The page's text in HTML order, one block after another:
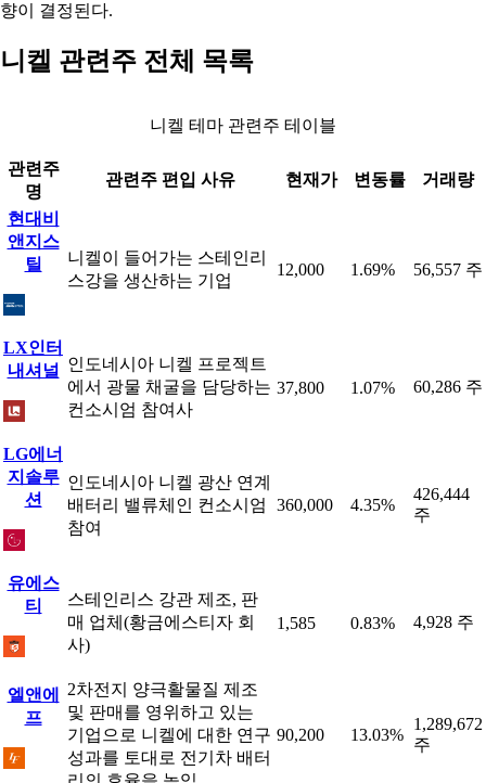
향이 결정된다.
니켈 관련주 전체 목록
니켈 테마 관련주 테이블
관련주
명
관련주 편입 사유 현재가 변동률 거래량
현대비
앤지스
틸
니켈이 들어가는 스테인리
스강을 생산하는 기업
12,000 1.69% 56,557 주
LX인터
내셔널
인도네시아 니켈 프로젝트
에서 광물 채굴을 담당하는
컨소시엄 참여사
37,800 1.07% 60,286 주
LG에너
지솔루
션
인도네시아 니켈 광산 연계
배터리 밸류체인 컨소시엄
참여
360,000 4.35%
426,444
주
유에스
티
스테인리스 강관 제조, 판
매 업체(황금에스티자 회
사)
1,585 0.83% 4,928 주
엘앤에
프
2차전지 양극활물질 제조
및 판매를 영위하고 있는
기업으로 니켈에 대한 연구
성과를 토대로 전기차 배터
90,200 13.03%
1,289,672
주